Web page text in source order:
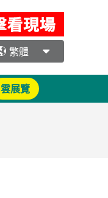
繁體
雲展覽